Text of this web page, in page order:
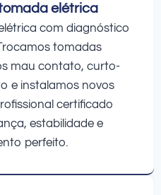
elétrica
com diagnóstico
tomadas
mau contato, curto-
e instalamos novos
certificado
estabilidade e
perfeito.